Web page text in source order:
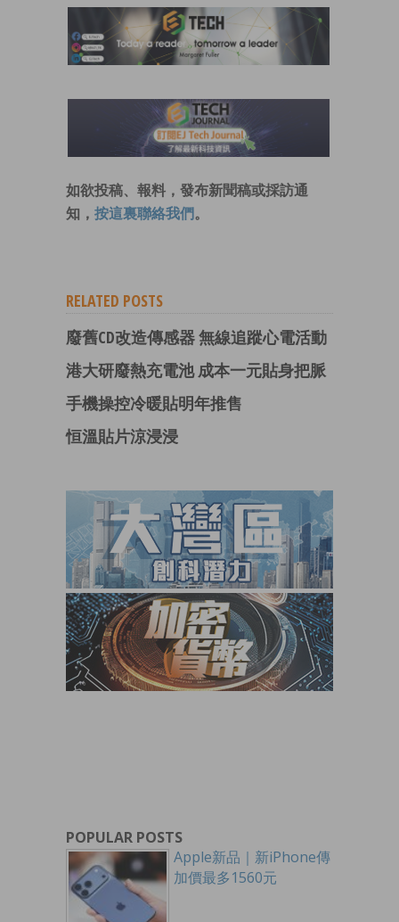
如欲投稿、報料，發布新聞稿或採訪通
知， 按這裏聯絡我們 。
RELATED POSTS
廢舊CD改造傳感器 無線追蹤心電活動
港大研廢熱充電池 成本一元貼身把脈
手機操控冷暖貼明年推售
恒溫貼片涼浸浸
POPULAR POSTS
Apple新品｜新iPhone傳
加價最多1560元